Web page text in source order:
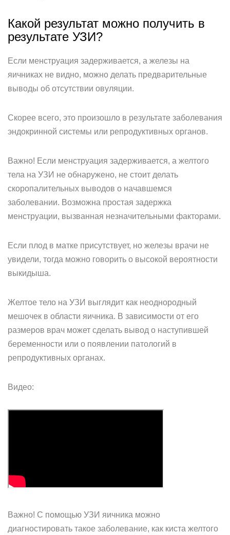
Какой результат можно получить в
результате УЗИ?
Если менструация задерживается, а железы на
яичниках не видно, можно делать предварительные
выводы об отсутствии овуляции.
Скорее всего, это произошло в результате заболевания
эндокринной системы или репродуктивных органов.
Важно! Если менструация задерживается, а желтого
тела на УЗИ не обнаружено, не стоит делать
скоропалительных выводов о начавшемся
заболевании. Возможна простая задержка
менструации, вызванная незначительными факторами.
Если плод в матке присутствует, но железы врачи не
увидели, тогда можно говорить о высокой вероятности
выкидыша.
Желтое тело на УЗИ выглядит как неоднородный
мешочек в области яичника. В зависимости от его
размеров врач может сделать вывод о наступившей
беременности или о появлении патологий в
репродуктивных органах.
Видео:
Важно! С помощью УЗИ яичника можно
диагностировать такое заболевание, как киста желтого